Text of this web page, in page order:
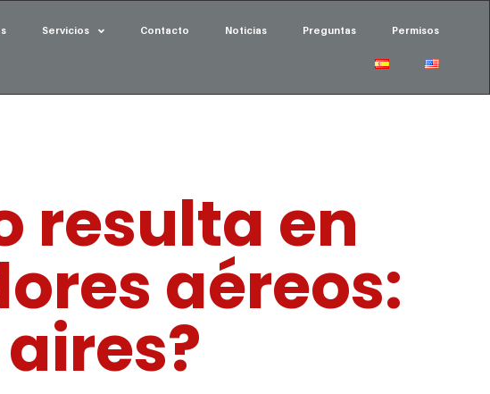
Servicios Contacto Noticias Preguntas Permisos
resulta en
aéreos: